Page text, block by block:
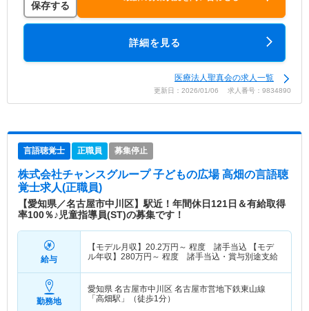
保存する
詳細を見る
医療法人聖真会の求人一覧
更新日：2026/01/06 求人番号：9834890
言語聴覚士 正職員 募集停止
株式会社チャンスグループ 子どもの広場 高畑の言語聴
覚士求人(正職員)
【愛知県／名古屋市中川区】駅近！年間休日121日＆有給取得
率100％♪児童指導員(ST)の募集です！
給与
【モデル月収】 20.2万円～ 程度 諸手当込 【モデ
ル年収】 280万円～ 程度 諸手当込・賞与別途支給
勤務地
愛知県 名古屋市中川区 名古屋市営地下鉄東山線
「高畑駅」（徒歩1分）